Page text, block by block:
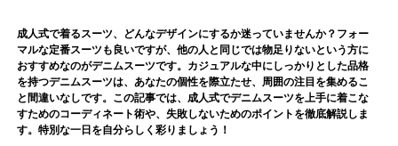
成人式で着るスーツ、どんなデザインにするか迷っていませんか？フォー
マルな定番スーツも良いですが、他の人と同じでは物足りないという方に
おすすめなのがデニムスーツです。カジュアルな中にしっかりとした品格
を持つデニムスーツは、あなたの個性を際立たせ、周囲の注目を集めるこ
と間違いなしです。この記事では、成人式でデニムスーツを上手に着こな
すためのコーディネート術や、失敗しないためのポイントを徹底解説しま
す。特別な一日を自分らしく彩りましょう！